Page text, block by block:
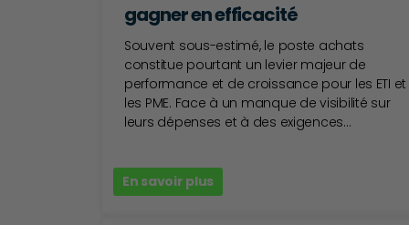
gagner en efficacité
Souvent sous-estimé, le poste achats
constitue pourtant un levier majeur de
performance et de croissance pour les ETI et
les PME. Face à un manque de visibilité sur
leurs dépenses et à des exigences...
En savoir plus